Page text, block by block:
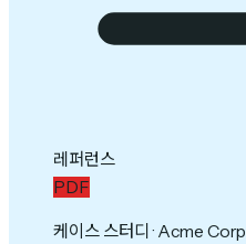
레퍼런스
PDF
케이스 스터디 · Acme Corp